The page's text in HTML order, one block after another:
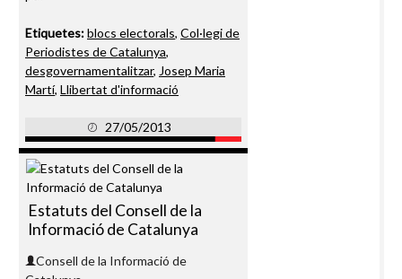
Etiquetes:blocs electorals, Col·legi de
Periodistes de Catalunya,
desgovernamentalitzar, Josep Maria
Martí, Llibertat d'informació
27/05/2013
Estatuts del Consell de la
Informació de Catalunya
Consell de la Informació de